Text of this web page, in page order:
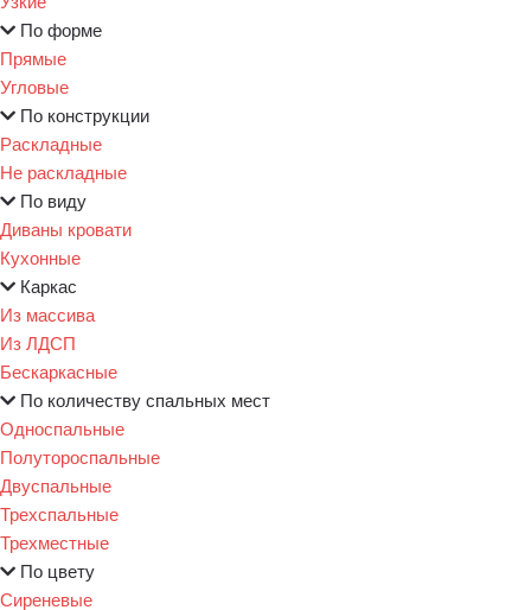
По форме
Прямые
Угловые
По конструкции
Раскладные
Не раскладные
По виду
Диваны кровати
Кухонные
Каркас
Из массива
Из ЛДСП
Бескаркасные
По количеству спальных мест
Односпальные
Полутороспальные
Двуспальные
Трехспальные
Трехместные
По цвету
Сиреневые